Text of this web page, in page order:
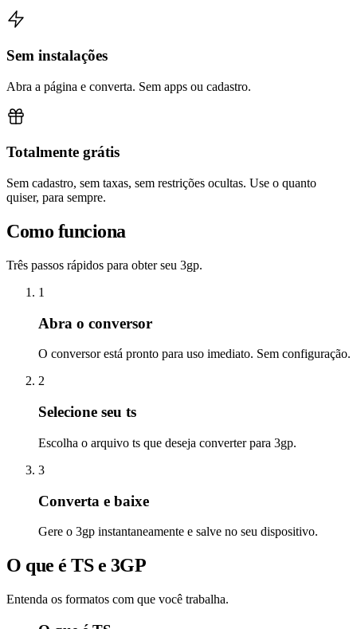
Sem instalações
Abra a página e converta. Sem apps ou cadastro.
Totalmente grátis
Sem cadastro, sem taxas, sem restrições ocultas. Use o quanto
quiser, para sempre.
Como funciona
Três passos rápidos para obter seu 3gp.
1
Abra o conversor
O conversor está pronto para uso imediato. Sem configuração.
2
Selecione seu ts
Escolha o arquivo ts que deseja converter para 3gp.
3
Converta e baixe
Gere o 3gp instantaneamente e salve no seu dispositivo.
O que é TS e 3GP
Entenda os formatos com que você trabalha.